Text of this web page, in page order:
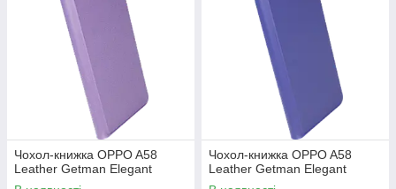
Чохол-книжка OPPO A58
Leather Getman Elegant
Чохол-книжка OPPO A58
Leather Getman Elegant